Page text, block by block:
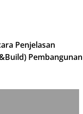
Penjelasan
Pembangunan